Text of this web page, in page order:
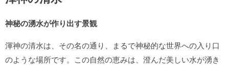
神秘の湧水が作り出す景観
渾神の清水は、その名の通り、まるで神秘的な世界への入り口
のような場所です。この自然の恵みは、澄んだ美しい水が湧き